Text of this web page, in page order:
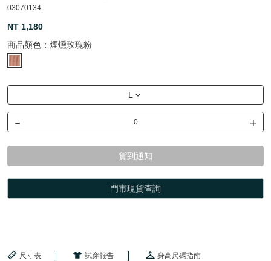
03070134
NT 1,180
商品顏色： 煙燻玫瑰粉
L
- +
貨到通知
門市現貨查詢
尺寸表 試穿報告 身高尺碼指南